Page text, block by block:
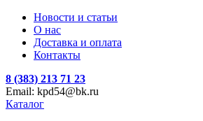
Новости и статьи
О нас
Доставка и оплата
Контакты
8 (383) 213 71 23
Email: kpd54@bk.ru
Каталог